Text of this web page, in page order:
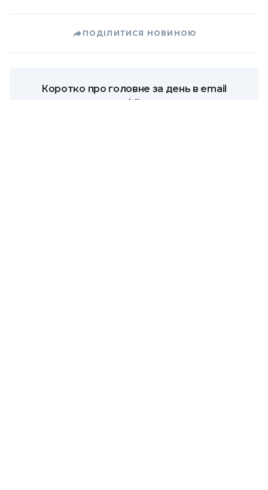
ПОДІЛИТИСЯ НОВИНОЮ
Коротко про головне за день в email
розсилці finance.ua